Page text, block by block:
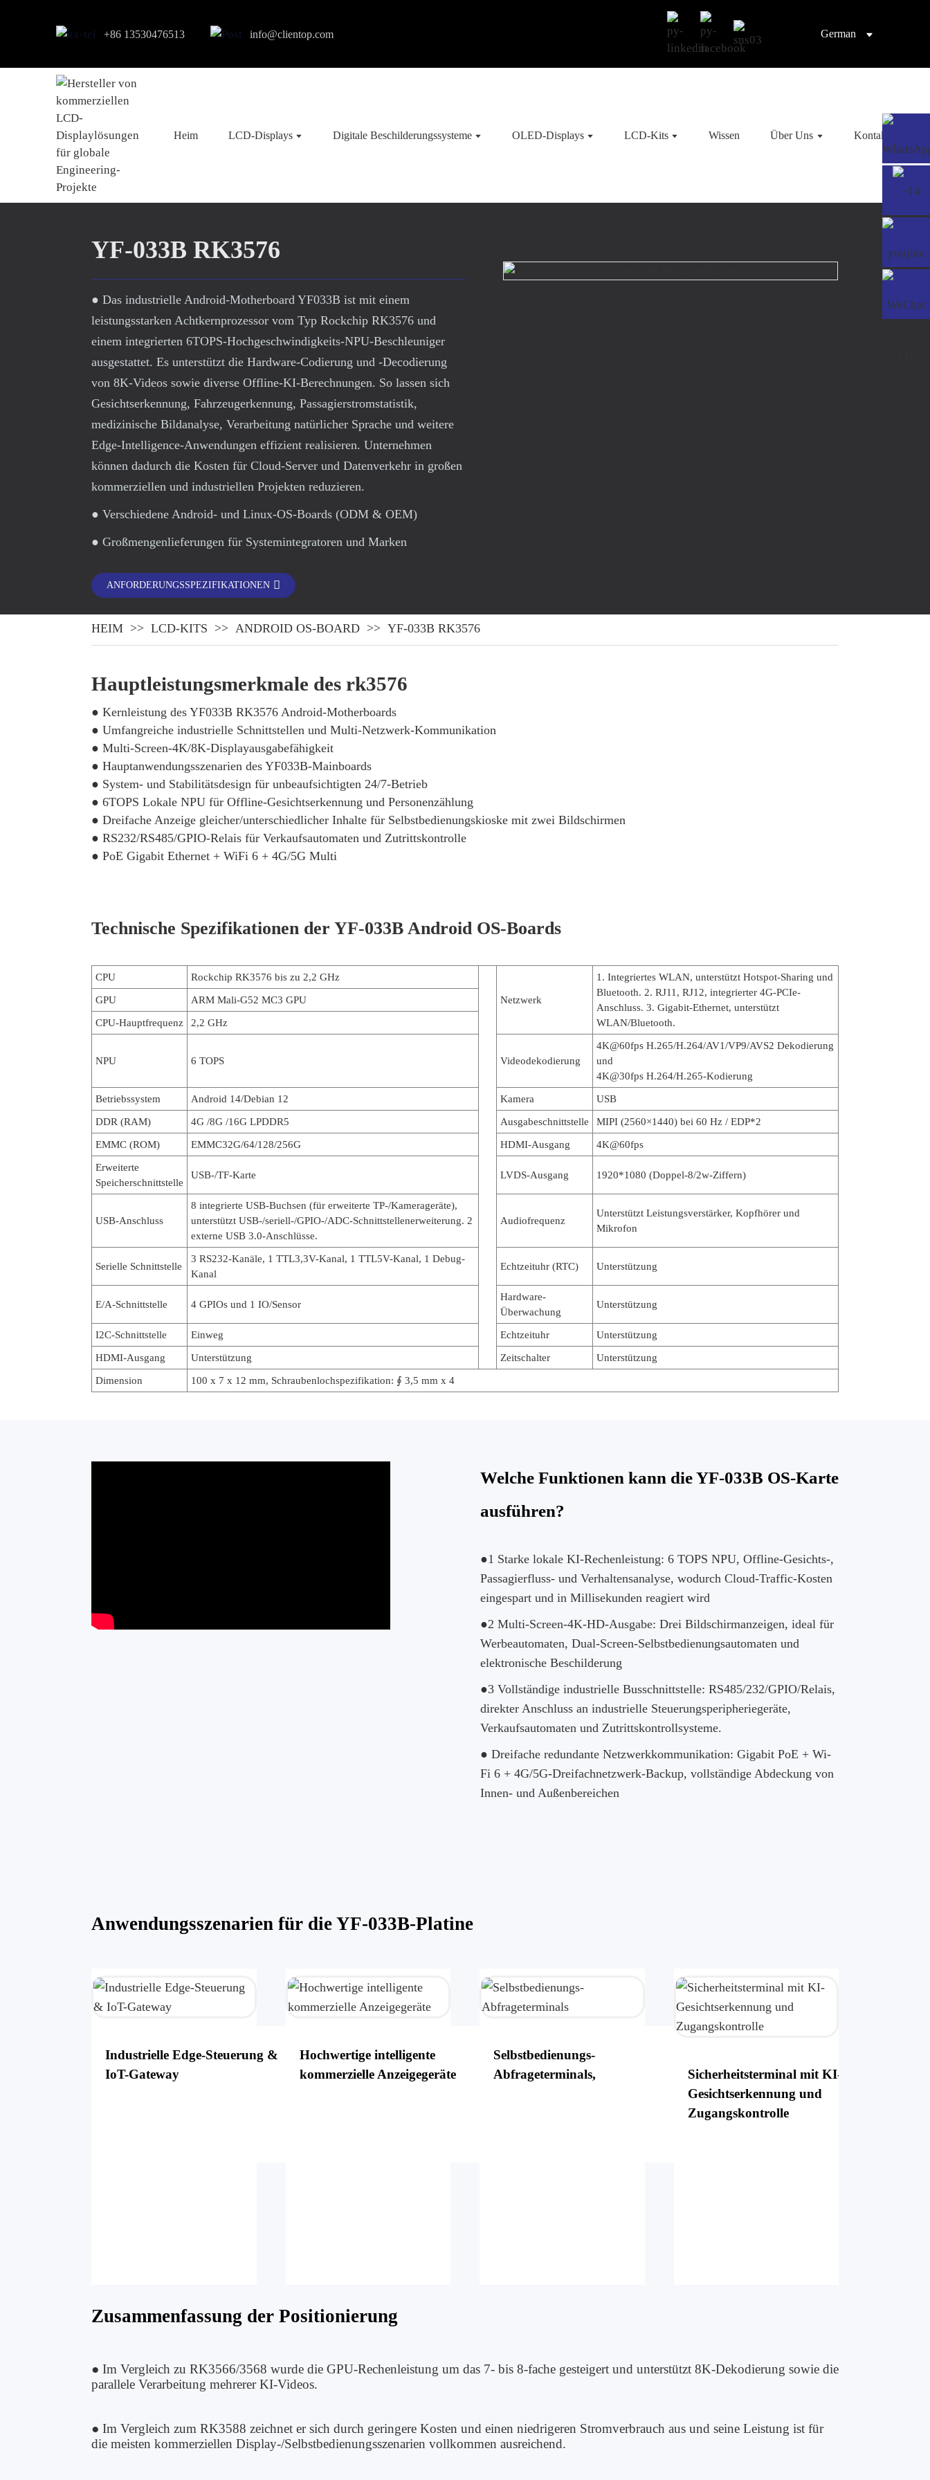
+86 13530476513 info@clientop.com German
Heim LCD-Displays Digitale Beschilderungssysteme OLED-Displays LCD-Kits Wissen Über Uns Kontaktieren Sie
YF-033B RK3576
● Das industrielle Android-Motherboard YF033B ist mit einem
leistungsstarken Achtkernprozessor vom Typ Rockchip RK3576 und
einem integrierten 6TOPS-Hochgeschwindigkeits-NPU-Beschleuniger
ausgestattet. Es unterstützt die Hardware-Codierung und -Decodierung
von 8K-Videos sowie diverse Offline-KI-Berechnungen. So lassen sich
Gesichtserkennung, Fahrzeugerkennung, Passagierstromstatistik,
medizinische Bildanalyse, Verarbeitung natürlicher Sprache und weitere
Edge-Intelligence-Anwendungen effizient realisieren. Unternehmen
können dadurch die Kosten für Cloud-Server und Datenverkehr in großen
kommerziellen und industriellen Projekten reduzieren.
● Verschiedene Android- und Linux-OS-Boards (ODM & OEM)
● Großmengenlieferungen für Systemintegratoren und Marken
ANFORDERUNGSSPEZIFIKATIONEN
HEIM LCD-KITS ANDROID OS-BOARD YF-033B RK3576
Hauptleistungsmerkmale des rk3576
● Kernleistung des YF033B RK3576 Android-Motherboards
● Umfangreiche industrielle Schnittstellen und Multi-Netzwerk-Kommunikation
● Multi-Screen-4K/8K-Displayausgabefähigkeit
● Hauptanwendungsszenarien des YF033B-Mainboards
● System- und Stabilitätsdesign für unbeaufsichtigten 24/7-Betrieb
● 6TOPS Lokale NPU für Offline-Gesichtserkennung und Personenzählung
● Dreifache Anzeige gleicher/unterschiedlicher Inhalte für Selbstbedienungskioske mit zwei Bildschirmen
● RS232/RS485/GPIO-Relais für Verkaufsautomaten und Zutrittskontrolle
● PoE Gigabit Ethernet + WiFi 6 + 4G/5G Multi
Technische Spezifikationen der YF-033B Android OS-Boards
CPU Rockchip RK3576 bis zu 2,2 GHz
Netzwerk
1. Integriertes WLAN, unterstützt Hotspot-Sharing und
Bluetooth. 2. RJ11, RJ12, integrierter 4G-PCIe-
Anschluss. 3. Gigabit-Ethernet, unterstützt
WLAN/Bluetooth.
GPU ARM Mali-G52 MC3 GPU
CPU-Hauptfrequenz 2,2 GHz
NPU 6 TOPS Videodekodierung
4K@60fps H.265/H.264/AV1/VP9/AVS2 Dekodierung
und
4K@30fps H.264/H.265-Kodierung
Betriebssystem Android 14/Debian 12 Kamera USB
DDR (RAM) 4G /8G /16G LPDDR5 Ausgabeschnittstelle MIPI (2560×1440) bei 60 Hz / EDP*2
EMMC (ROM) EMMC32G/64/128/256G HDMI-Ausgang 4K@60fps
Erweiterte
Speicherschnittstelle
USB-/TF-Karte LVDS-Ausgang 1920*1080 (Doppel-8/2w-Ziffern)
USB-Anschluss
8 integrierte USB-Buchsen (für erweiterte TP-/Kamerageräte),
unterstützt USB-/seriell-/GPIO-/ADC-Schnittstellenerweiterung. 2
externe USB 3.0-Anschlüsse.
Audiofrequenz
Unterstützt Leistungsverstärker, Kopfhörer und
Mikrofon
Serielle Schnittstelle
3 RS232-Kanäle, 1 TTL3,3V-Kanal, 1 TTL5V-Kanal, 1 Debug-
Kanal
Echtzeituhr (RTC) Unterstützung
E/A-Schnittstelle 4 GPIOs und 1 IO/Sensor
Hardware-
Überwachung
Unterstützung
I2C-Schnittstelle Einweg Echtzeituhr Unterstützung
HDMI-Ausgang Unterstützung Zeitschalter Unterstützung
Dimension 100 x 7 x 12 mm, Schraubenlochspezifikation: ∮ 3,5 mm x 4
Welche Funktionen kann die YF-033B OS-Karte
ausführen?
●1 Starke lokale KI-Rechenleistung: 6 TOPS NPU, Offline-Gesichts-,
Passagierfluss- und Verhaltensanalyse, wodurch Cloud-Traffic-Kosten
eingespart und in Millisekunden reagiert wird
●2 Multi-Screen-4K-HD-Ausgabe: Drei Bildschirmanzeigen, ideal für
Werbeautomaten, Dual-Screen-Selbstbedienungsautomaten und
elektronische Beschilderung
●3 Vollständige industrielle Busschnittstelle: RS485/232/GPIO/Relais,
direkter Anschluss an industrielle Steuerungsperipheriegeräte,
Verkaufsautomaten und Zutrittskontrollsysteme.
● Dreifache redundante Netzwerkkommunikation: Gigabit PoE + Wi-
Fi 6 + 4G/5G-Dreifachnetzwerk-Backup, vollständige Abdeckung von
Innen- und Außenbereichen
Anwendungsszenarien für die YF-033B-Platine
Industrielle Edge-Steuerung &
IoT-Gateway
Hochwertige intelligente
kommerzielle Anzeigegeräte
Selbstbedienungs-
Abfrageterminals,
Sicherheitsterminal mit KI-
Gesichtserkennung und
Zugangskontrolle
Zusammenfassung der Positionierung
● Im Vergleich zu RK3566/3568 wurde die GPU-Rechenleistung um das 7- bis 8-fache gesteigert und unterstützt 8K-Dekodierung sowie die
parallele Verarbeitung mehrerer KI-Videos.
● Im Vergleich zum RK3588 zeichnet er sich durch geringere Kosten und einen niedrigeren Stromverbrauch aus und seine Leistung ist für
die meisten kommerziellen Display-/Selbstbedienungsszenarien vollkommen ausreichend.